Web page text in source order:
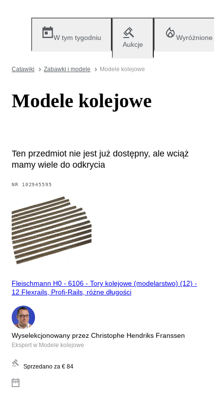
W tym tygodniu
Aukcje
Wyróżnione
Catawiki Zabawki i modele Modele kolejowe
Modele kolejowe
Ten przedmiot nie jest już dostępny, ale wciąż
mamy wiele do odkrycia
NR 102945595
Fleischmann H0 - 6106 - Tory kolejowe (modelarstwo) (12) -
12 Flexrails, Profi-Rails, różne długości
Wyselekcjonowany przez Christophe Hendriks Franssen
Ekspert w Modele kolejowe
Sprzedano za € 84